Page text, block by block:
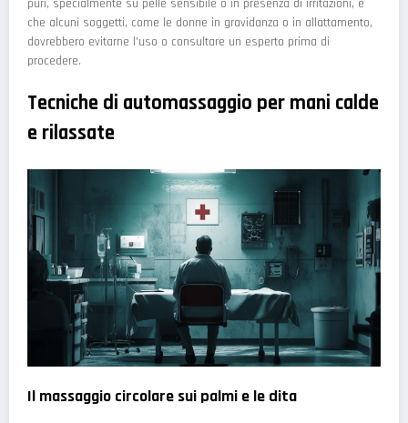
puri, specialmente su pelle sensibile o in presenza di irritazioni, e
che alcuni soggetti, come le donne in gravidanza o in allattamento,
dovrebbero evitarne l'uso o consultare un esperto prima di
procedere.
Tecniche di automassaggio per mani calde
e rilassate
Il massaggio circolare sui palmi e le dita